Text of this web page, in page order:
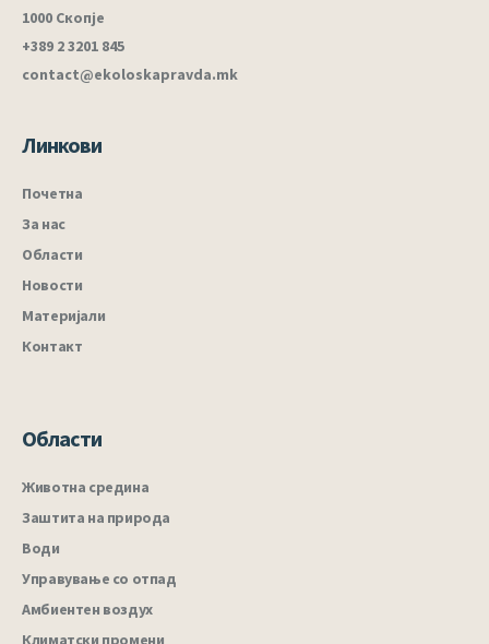
1000 Скопје
+389 2 3201 845
contact@ekoloskapravda.mk
Линкови
Почетна
За нас
Области
Новости
Материјали
Контакт
Области
Животна средина
Заштита на природа
Води
Управување со отпад
Амбиентен воздух
Климатски промени